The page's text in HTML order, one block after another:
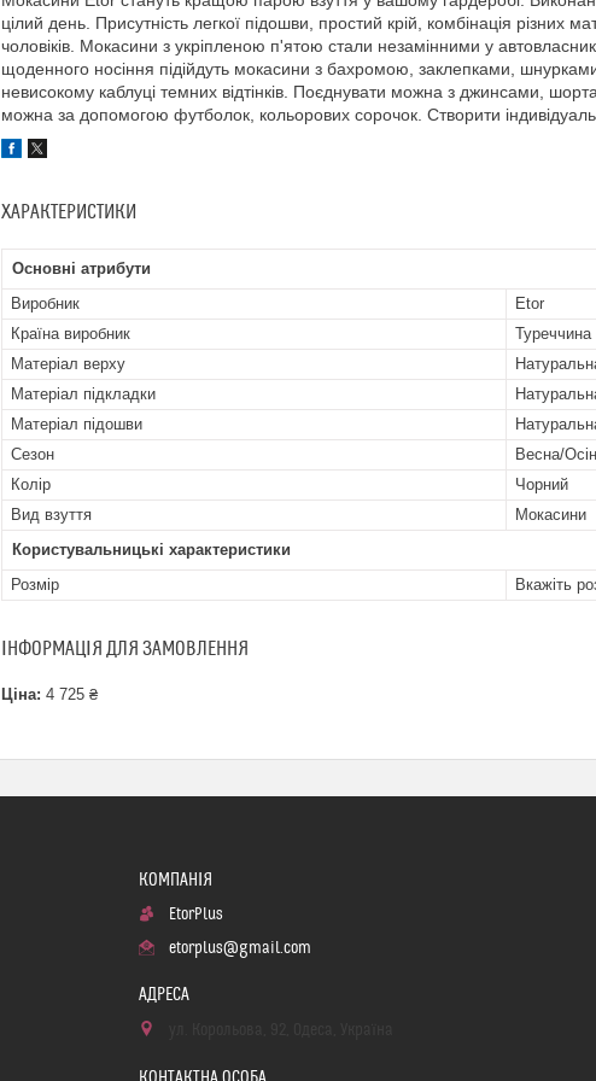
цілий день. Присутність легкої підошви, простий крій, комбінація різних
чоловіків. Мокасини з укріпленою п'ятою стали незамінними у
щоденного носіння підійдуть мокасини з бахромою, заклепками,
невисокому каблуці темних відтінків. Поєднувати можна з джинсами,
можна за допомогою футболок, кольорових сорочок. Створити
ХАРАКТЕРИСТИКИ
Основні атрибути
Виробник
Etor
Країна виробник
Туреччина
Матеріал верху
Матеріал підкладки
Матеріал підошви
Сезон
Весна/
Колір
Чорний
Вид взуття
Мокасини
Користувальницькі характеристики
Розмір
Вкажіть
ІНФОРМАЦІЯ ДЛЯ ЗАМОВЛЕННЯ
Ціна: 4 725 ₴
EtorPlus
etorplus@gmail.com